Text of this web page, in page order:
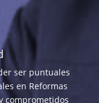
ser puntuales
en Reformas
comprometidos